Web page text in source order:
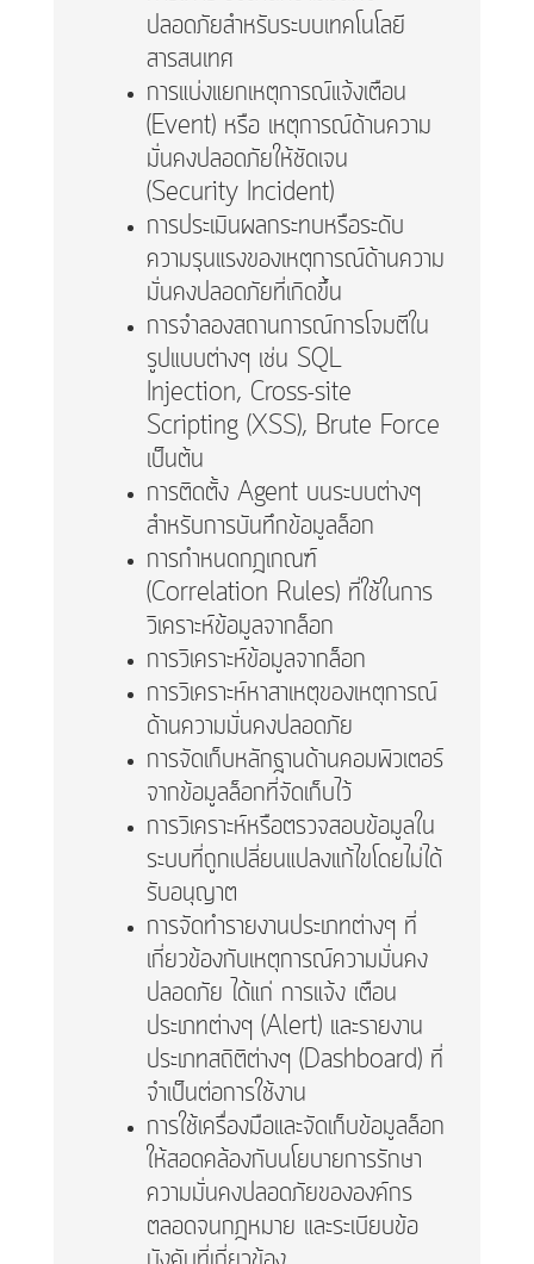
ปลอดภัยสำหรับระบบเทคโนโลยี
สารสนเทศ
การแบ่งแยกเหตุการณ์แจ้งเตือน
(Event) หรือ เหตุการณ์ด้านความ
มั่นคงปลอดภัยให้ชัดเจน
(Security Incident)
การประเมินผลกระทบหรือระดับ
ความรุนแรงของเหตุการณ์ด้านความ
มั่นคงปลอดภัยที่เกิดขึ้น
การจำลองสถานการณ์การโจมตีใน
รูปแบบต่างๆ เช่น SQL
Injection, Cross-site
Scripting (XSS), Brute Force
เป็นต้น
การติดตั้ง Agent บนระบบต่างๆ
สำหรับการบันทึกข้อมูลล็อก
การกำหนดกฎเกณฑ์
(Correlation Rules) ที่ใช้ในการ
วิเคราะห์ข้อมูลจากล็อก
การวิเคราะห์ข้อมูลจากล็อก
การวิเคราะห์หาสาเหตุของเหตุการณ์
ด้านความมั่นคงปลอดภัย
การจัดเก็บหลักฐานด้านคอมพิวเตอร์
จากข้อมูลล็อกที่จัดเก็บไว้
การวิเคราะห์หรือตรวจสอบข้อมูลใน
ระบบที่ถูกเปลี่ยนแปลงแก้ไขโดยไม่ได้
รับอนุญาต
การจัดทำรายงานประเภทต่างๆ ที่
เกี่ยวข้องกับเหตุการณ์ความมั่นคง
ปลอดภัย ได้แก่ การแจ้ง เตือน
ประเภทต่างๆ (Alert) และรายงาน
ประเภทสถิติต่างๆ (Dashboard) ที่
จำเป็นต่อการใช้งาน
การใช้เครื่องมือและจัดเก็บข้อมูลล็อก
ให้สอดคล้องกับนโยบายการรักษา
ความมั่นคงปลอดภัยขององค์กร
ตลอดจนกฎหมาย และระเบียบข้อ